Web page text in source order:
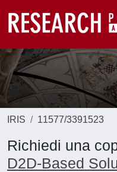
IRIS 11577/3391523
Richiedi una
D2D-Based